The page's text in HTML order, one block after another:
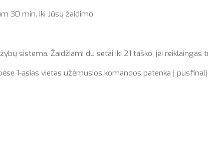
30 min. iki Jūsų žaidimo
sistema. Žaidžiami du setai iki 21 taško, jei reiklaingas
1-ąsias vietas užėmusios komandos patenka į pusfinalį.